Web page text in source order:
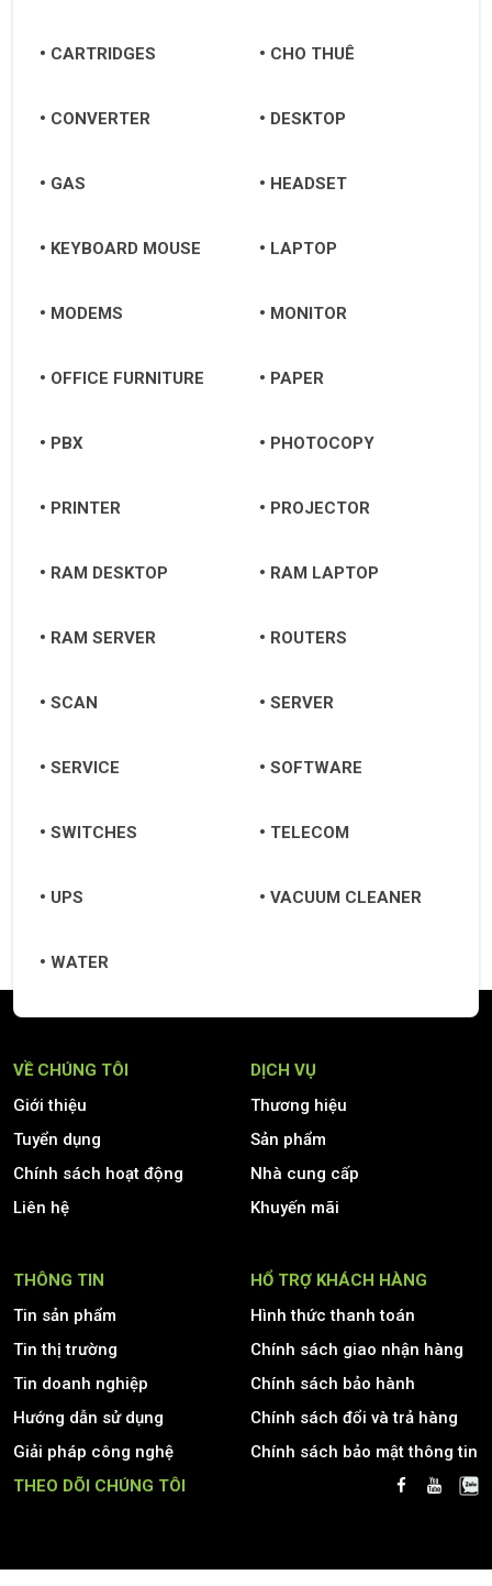
CARTRIDGES CHO THUÊ
CONVERTER DESKTOP
GAS HEADSET
KEYBOARD MOUSE LAPTOP
MODEMS MONITOR
OFFICE FURNITURE PAPER
PBX PHOTOCOPY
PRINTER PROJECTOR
RAM DESKTOP RAM LAPTOP
RAM SERVER ROUTERS
SCAN SERVER
SERVICE SOFTWARE
SWITCHES TELECOM
UPS VACUUM CLEANER
WATER
VỀ CHÚNG TÔI
Giới thiệu
Tuyển dụng
Chính sách hoạt động
Liên hệ
DỊCH VỤ
Thương hiệu
Sản phẩm
Nhà cung cấp
Khuyến mãi
THÔNG TIN
Tin sản phẩm
Tin thị trường
Tin doanh nghiệp
Hướng dẫn sử dụng
Giải pháp công nghệ
HỔ TRỢ KHÁCH HÀNG
Hình thức thanh toán
Chính sách giao nhận hàng
Chính sách bảo hành
Chính sách đổi và trả hàng
Chính sách bảo mật thông tin
THEO DÕI CHÚNG TÔI